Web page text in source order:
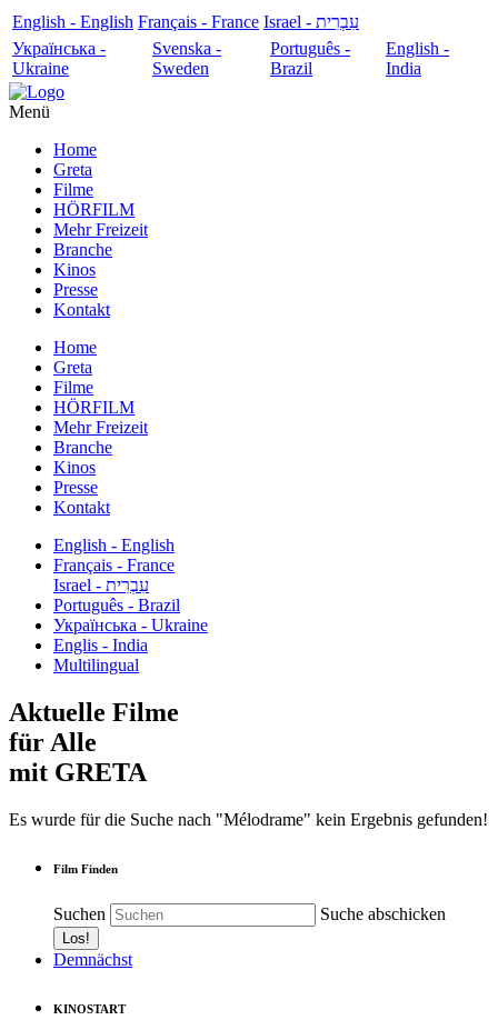
English - English Français - France
עִבְרִית - Israel
Українська -
Ukraine
Svenska -
Sweden
Português -
Brazil
English -
India
Menü
Home
Greta
Filme
HÖRFILM
Mehr Freizeit
Branche
Kinos
Presse
Kontakt
Home
Greta
Filme
HÖRFILM
Mehr Freizeit
Branche
Kinos
Presse
Kontakt
English - English
Français - France
עִבְרִית - Israel
Português - Brazil
Українська - Ukraine
Englis - India
Multilingual
Aktuelle Filme
für Alle
mit GRETA
Es wurde für die Suche nach "Mélodrame" kein Ergebnis gefunden!
Film Finden
Suchen Suche abschicken
Demnächst
KINOSTART